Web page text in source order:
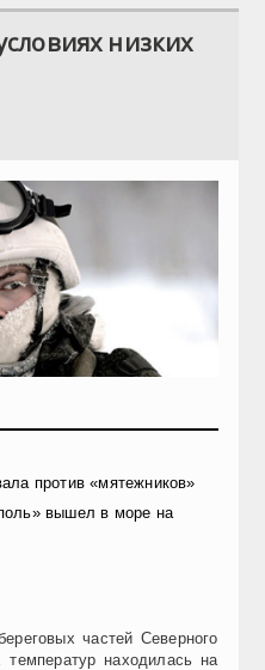
низких
против «мятежников»
вышел в море на
частей Северного
находилась на